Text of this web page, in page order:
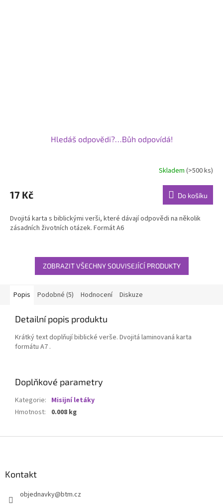
Hledáš odpovědi?…Bůh odpovídá!
produktu
je
z
5
Skladem(>500 ks)
17 Kč Do košíku
Dvojitá karta s biblickými verši, které dávají odpovědi na několik
zásadních životních otázek. Formát A6
ZOBRAZIT VŠECHNY SOUVISEJÍCÍ PRODUKTY
Popis Podobné (5) Hodnocení Diskuze
Detailní popis produktu
Krátký text doplňují biblické verše. Dvojitá laminovaná karta
formátu A7 .
Doplňkové parametry
Kategorie: Misijní letáky
Hmotnost: 0.008 kg
Kontakt
objednavky@btm.cz